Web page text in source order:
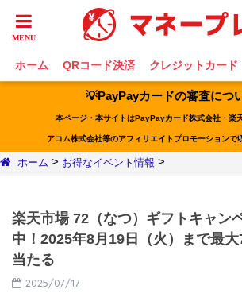
ホーム QRコード決済 クレジットカード
💡PayPayカードの審査につ
本ページ・本サイトはPayPayカード株式会社・楽
アコム株式会社等のアフィリエイトプロモーションで
ホーム > お得なイベント情報 >
楽天市場 72（なつ）ギフトキャン
中！2025年8月19日（火）まで最
当たる
2025/07/17